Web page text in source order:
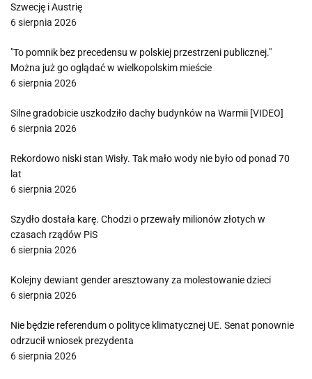
Szwecję i Austrię
6 sierpnia 2026
"To pomnik bez precedensu w polskiej przestrzeni publicznej."
Można już go oglądać w wielkopolskim mieście
6 sierpnia 2026
Silne gradobicie uszkodziło dachy budynków na Warmii [VIDEO]
6 sierpnia 2026
Rekordowo niski stan Wisły. Tak mało wody nie było od ponad 70
lat
6 sierpnia 2026
Szydło dostała karę. Chodzi o przewały milionów złotych w
czasach rządów PiS
6 sierpnia 2026
Kolejny dewiant gender aresztowany za molestowanie dzieci
6 sierpnia 2026
Nie będzie referendum o polityce klimatycznej UE. Senat ponownie
odrzucił wniosek prezydenta
6 sierpnia 2026